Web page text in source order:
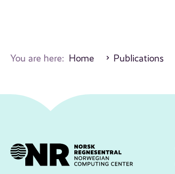
You are here: Home Publications